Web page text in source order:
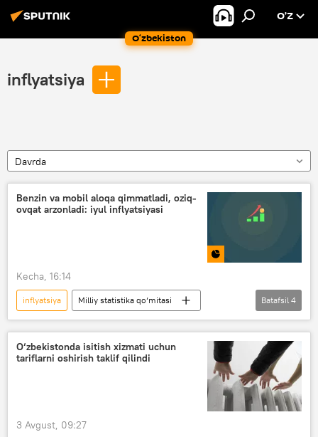
O‘zbekiston
O’Z
inflyatsiya
Davrda
Benzin va mobil aloqa qimmatladi, oziq-
ovqat arzonladi: iyul inflyatsiyasi
Kecha, 16:14
inflyatsiya
Milliy statistika qo‘mitasi
narx-navo
Oziq-ovqat
Jamiyat
Infografika
Batafsil 4
O‘zbekistonda isitish xizmati uchun
tariflarni oshirish taklif qilindi
3 Avgust, 09:27